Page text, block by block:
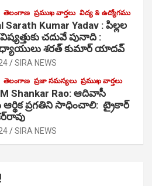
తెలంగాణ ప్రముఖ వార్తలు విద్య & ఉద్యోగము
Sarath Kumar Yadav : పిల్లల
చదువే పునాది :
శరత్ కుమార్ యాదవ్
SIRA NEWS
తెలంగాణ ప్రజా సమస్యలు ప్రముఖ వార్తలు
Shankar Rao: ఆదివాసీ
ప్రగతిని సాధించాలి: ట్రైకార్
SIRA NEWS